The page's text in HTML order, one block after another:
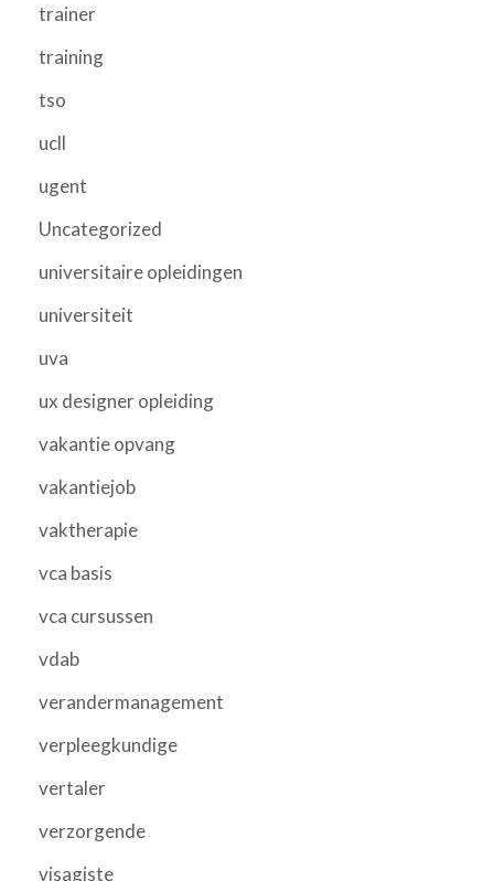
trainer
training
tso
ucll
ugent
Uncategorized
universitaire opleidingen
universiteit
uva
ux designer opleiding
vakantie opvang
vakantiejob
vaktherapie
vca basis
vca cursussen
vdab
verandermanagement
verpleegkundige
vertaler
verzorgende
visagiste